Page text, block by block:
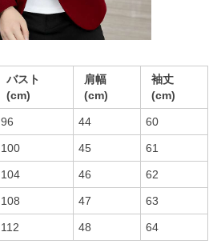
バスト
(cm)
肩幅
(cm)
袖丈
(cm)
96 44 60
100 45 61
104 46 62
108 47 63
112 48 64